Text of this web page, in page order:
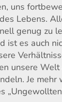
uns
Lebens.
genug zu
ist es auch
unsere
Je mehr